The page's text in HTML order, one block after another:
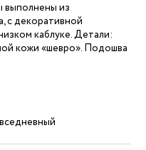
из
с декоративной
каблуке. Детали:
кожи «шевро». Подошва